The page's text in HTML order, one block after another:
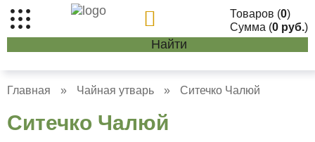
Товаров (0)
Сумма (0 руб.)
Найти
Главная » Чайная утварь » Ситечко Чалюй
Ситечко Чалюй